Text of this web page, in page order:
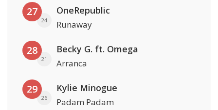
27
24
OneRepublic
Runaway
28
21
Becky G. ft. Omega
Arranca
29
26
Kylie Minogue
Padam Padam